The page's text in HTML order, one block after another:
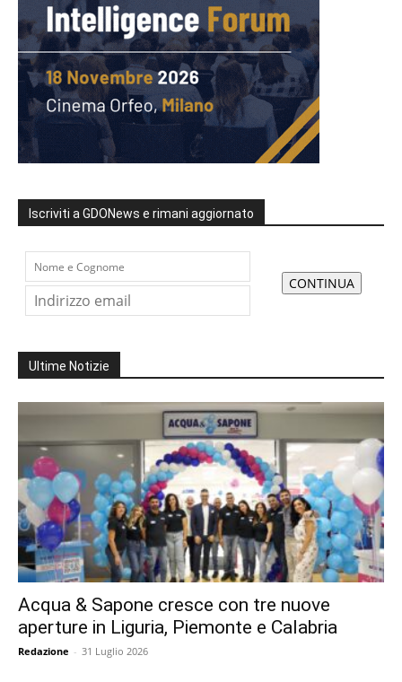
Iscriviti a GDONews e rimani aggiornato
Ultime Notizie
Acqua & Sapone cresce con tre nuove
aperture in Liguria, Piemonte e Calabria
Redazione - 31 Luglio 2026